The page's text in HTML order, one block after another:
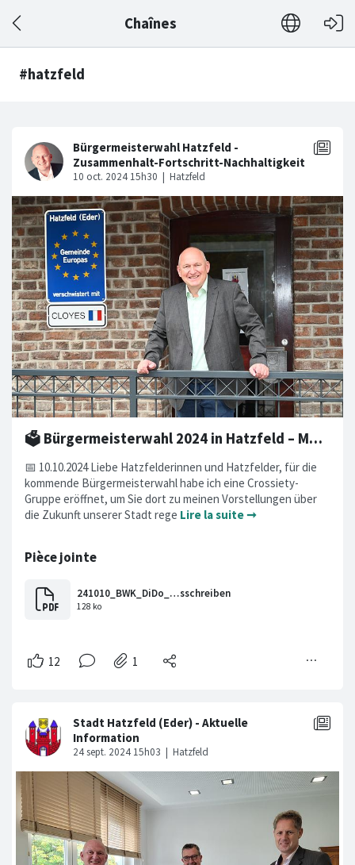
Chaînes
#hatzfeld
🗳️ Bürgermeisterwahl 2024 in Hatzfeld – Meine Motivation
📅 10.10.2024 Liebe Hatzfelderinnen und Hatzfelder, für die
kommende Bürgermeisterwahl habe ich eine Crossiety-
Gruppe eröffnet, um Sie dort zu meinen Vorstellungen über
die Zukunft unserer Stadt rege Lire la suite ➞